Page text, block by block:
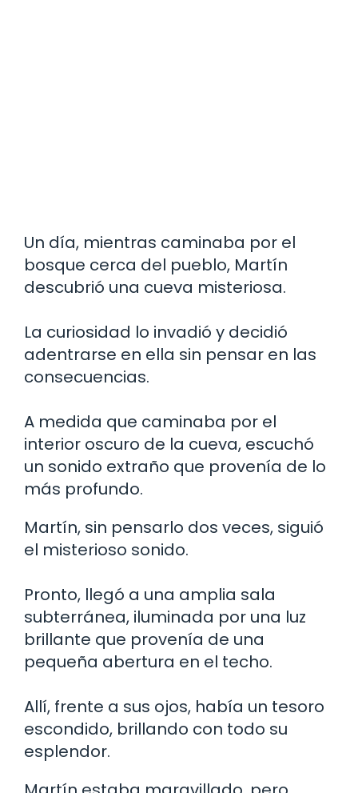
Un día, mientras caminaba por el
bosque cerca del pueblo, Martín
descubrió una cueva misteriosa.
La curiosidad lo invadió y decidió
adentrarse en ella sin pensar en las
consecuencias.
A medida que caminaba por el
interior oscuro de la cueva, escuchó
un sonido extraño que provenía de lo
más profundo.
Martín, sin pensarlo dos veces, siguió
el misterioso sonido.
Pronto, llegó a una amplia sala
subterránea, iluminada por una luz
brillante que provenía de una
pequeña abertura en el techo.
Allí, frente a sus ojos, había un tesoro
escondido, brillando con todo su
esplendor.